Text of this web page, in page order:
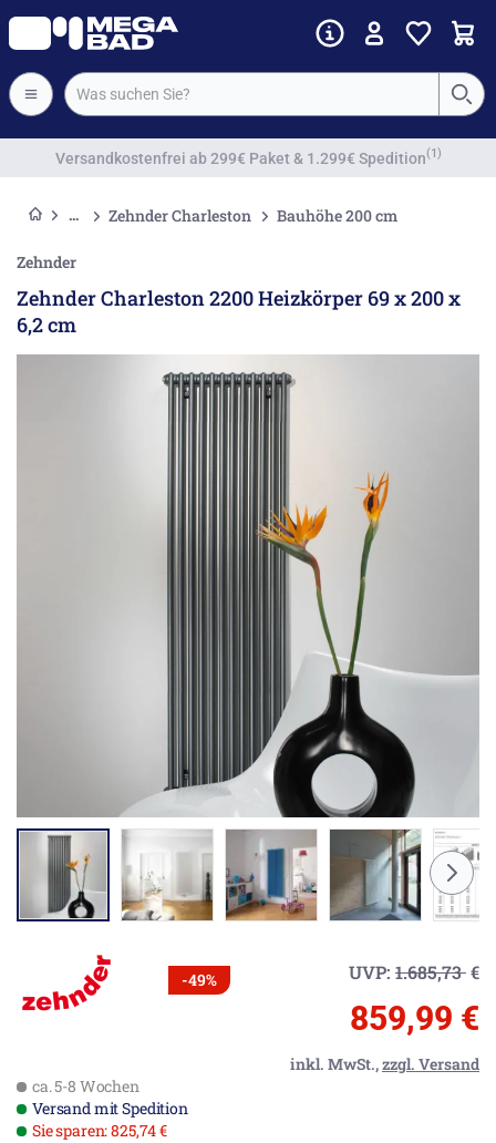
Vorkassenrabatt
Zehnder Charleston Bauhöhe 200 cm
Zehnder
Zehnder Charleston 2200 Heizkörper 69 x 200 x
6,2 cm
-49% UVP: 1.685,73€
859,99 €
inkl. MwSt.,zzgl. Versand
ca. 5-8 Wochen
Versand mit Spedition
Sie sparen: 825,74 €